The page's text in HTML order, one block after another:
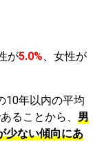
が5.0%、女性が
10年以内の平均
ることから、 男
少ない傾向にあ